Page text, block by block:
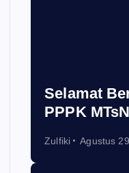
Selamat
PPPK
Zulfiki Agustus